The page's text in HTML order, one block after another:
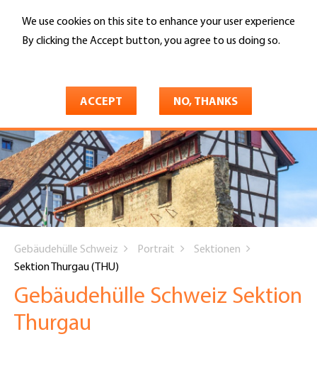
We use cookies on this site to enhance your user experience
By clicking the Accept button, you agree to us doing so.
ACCEPT NO, THANKS
main
Search
are
Gebäudehülle Schweiz Portrait
Sektionen
Sektion Thurgau (THU)
Gebäudehülle Schweiz Sektion
Thurgau